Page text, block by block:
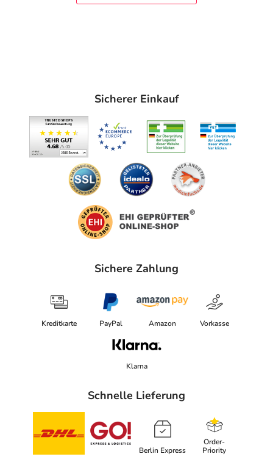
Sicherer Einkauf
Sichere Zahlung
Kreditkarte PayPal Amazon Vorkasse
Klarna
Schnelle Lieferung
Berlin Express
Order-
Priority